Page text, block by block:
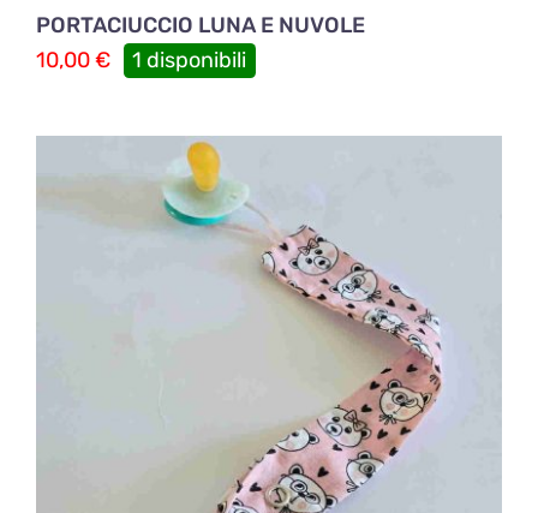
PORTACIUCCIO LUNA E NUVOLE
10,00€ 1 disponibili